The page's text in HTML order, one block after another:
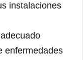
instalaciones
enfermedades